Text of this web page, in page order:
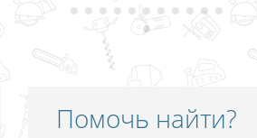
Помочь найти?